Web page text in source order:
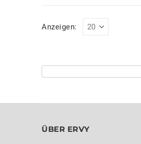
Anzeigen:
ÜBER ERVY